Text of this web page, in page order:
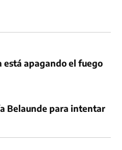
está apagando el fuego
Belaunde para intentar